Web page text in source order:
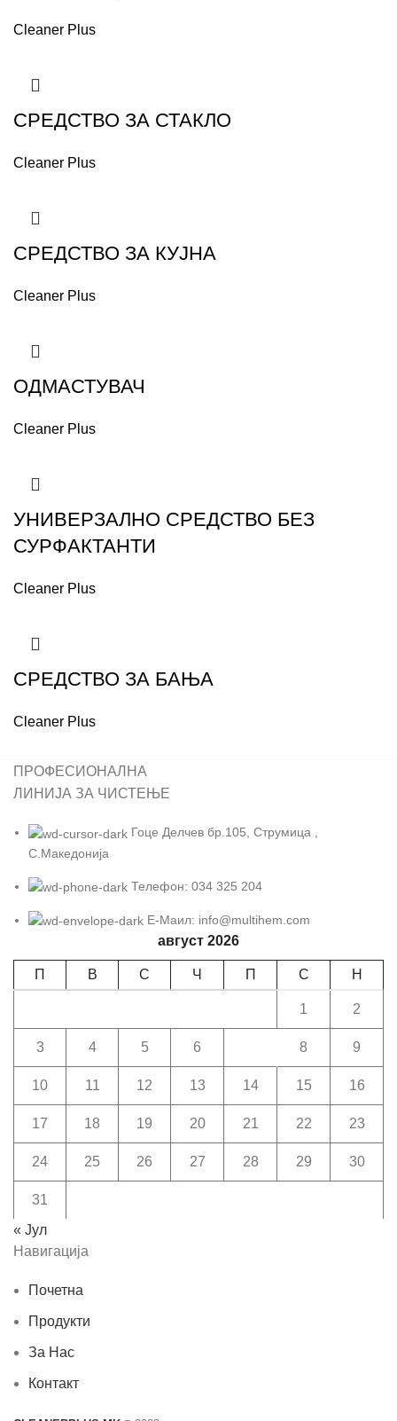
Cleaner Plus
СРЕДСТВО ЗА СТАКЛО
Cleaner Plus
СРЕДСТВО ЗА КУЈНА
Cleaner Plus
ОДМАСТУВАЧ
Cleaner Plus
УНИВЕРЗАЛНО СРЕДСТВО БЕЗ
СУРФАКТАНТИ
Cleaner Plus
СРЕДСТВО ЗА БАЊА
Cleaner Plus
ПРОФЕСИОНАЛНА
ЛИНИЈА ЗА ЧИСТЕЊЕ
Гоце Делчев бр.105, Струмица ,
С.Македонија
Телефон: 034 325 204
Е-Маил: info@multihem.com
август 2026
П В С Ч П С Н
1 2
3 4 5 6 8 9
10 11 12 13 14 15 16
17 18 19 20 21 22 23
24 25 26 27 28 29 30
31
« Јул
Навигација
Почетна
Продукти
За Нас
Контакт